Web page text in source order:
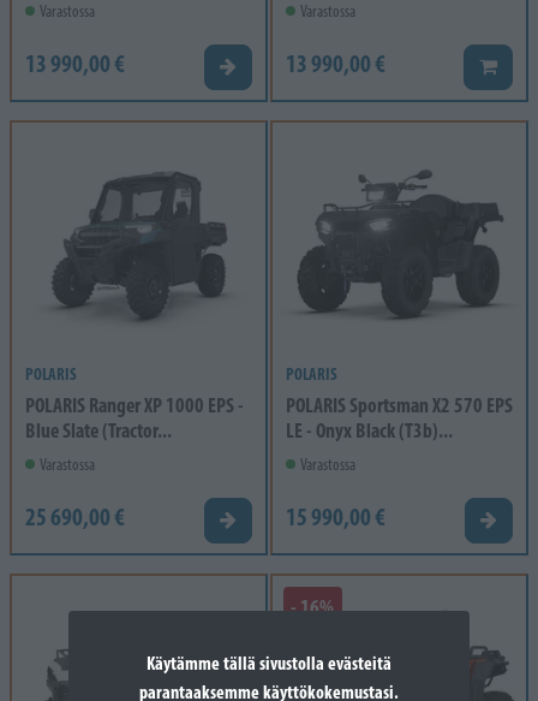
Käytämme tällä sivustolla evästeitä
parantaaksemme käyttökokemustasi.
Varastossa
13 990,00 € Tarjouspyyntö
Varastossa
13 990,00 € Lisää
POLARIS
POLARIS Ranger XP 1000 EPS -
Blue Slate (Tractor...
Varastossa
25 690,00 € Tarjouspyyntö
POLARIS
POLARIS Sportsman X2 570 EPS
LE - Onyx Black (T3b)...
Varastossa
15 990,00 €
- 16%